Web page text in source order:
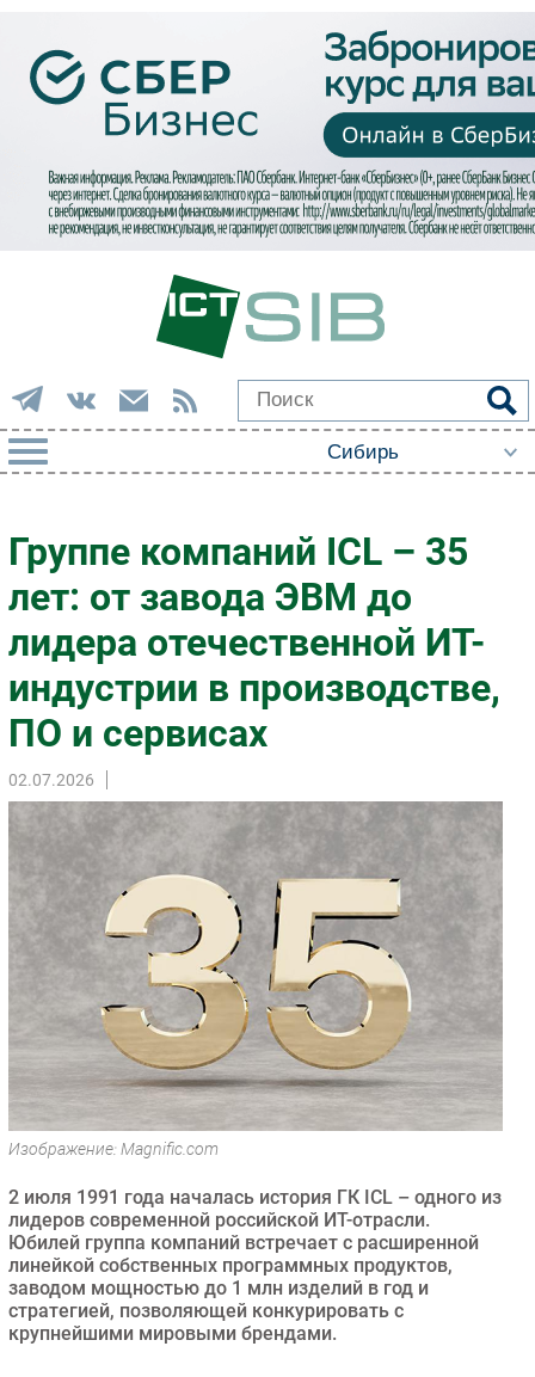
Импорто­замещение
Автоматизация Промышленности
Интернет
Мобильная связь
Фиксированная связь
Интеграция
Рынок ПК
Маркетинг
Торговые сети
Оборудование
Outsourcing
Кадры
Регулирование
Финансы
Безопасность
Инновации
Гаджеты
Здоровье
РАЗДЕЛЫ
Группе компаний ICL – 35
лет: от завода ЭВМ до
лидера отечественной ИТ-
индустрии в производстве,
ПО и сервисах
02.07.2026
Изображение: Magnific.com
2 июля 1991 года началась история ГК ICL – одного из
лидеров современной российской ИТ-отрасли.
Юбилей группа компаний встречает с расширенной
линейкой собственных программных продуктов,
заводом мощностью до 1 млн изделий в год и
стратегией, позволяющей конкурировать с
крупнейшими мировыми брендами.